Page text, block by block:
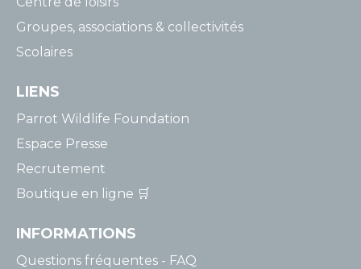
Groupes, associations & collectivités
Scolaires
LIENS
Parrot Wildlife Foundation
Espace Presse
Recrutement
Boutique en ligne 🛒
INFORMATIONS
Questions fréquentes - FAQ